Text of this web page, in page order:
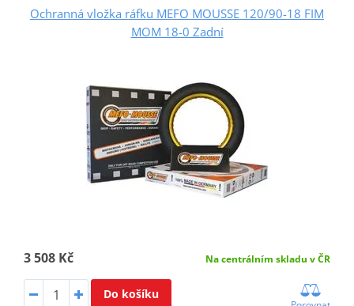
Ochranná vložka ráfku MEFO MOUSSE 120/90-18 FIM
MOM 18-0 Zadní
3 508 Kč Na centrálním skladu v ČR
Do košíku